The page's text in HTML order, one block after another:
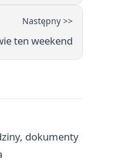
Następny >>
ten weekend
dokumenty